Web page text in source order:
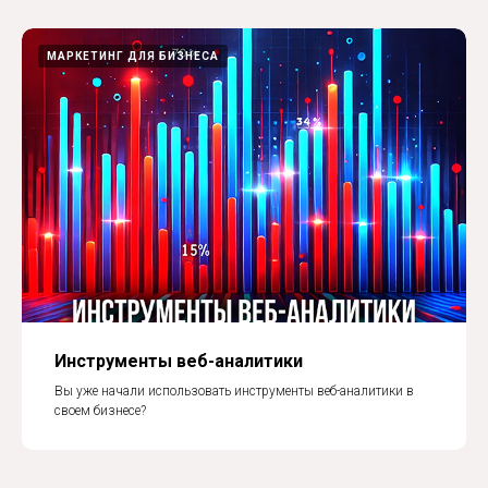
МАРКЕТИНГ ДЛЯ БИЗНЕСА
Инструменты веб-аналитики
Вы уже начали использовать инструменты веб-аналитики в
своем бизнесе?